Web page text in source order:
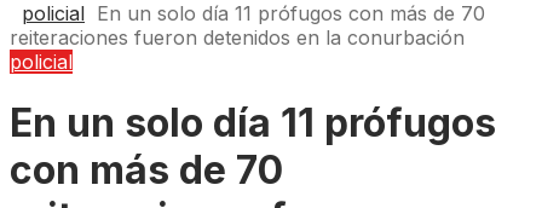
policial En un solo día 11 prófugos con más de 70
reiteraciones fueron detenidos en la conurbación
policial
En un solo día 11 prófugos
con más de 70